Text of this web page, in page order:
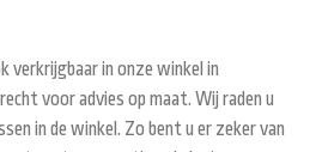
verkrijgbaar in onze winkel in
voor advies op maat. Wij raden u
in de winkel. Zo bent u er zeker van